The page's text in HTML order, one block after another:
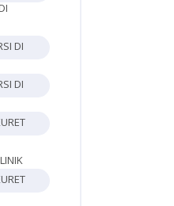
DI
DI